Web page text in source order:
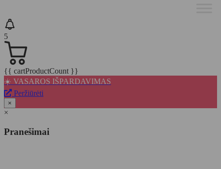
5
{{ cartProductCount }}
☀️ VASAROS IŠPARDAVIMAS
Peržiūrėti
×
×
Pranešimai